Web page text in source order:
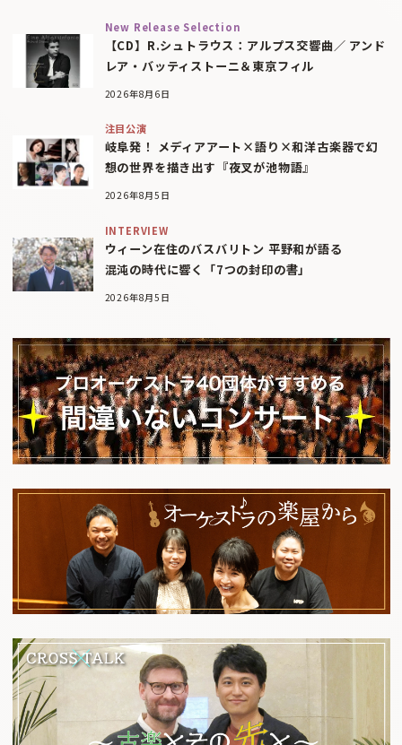
New Release Selection
【CD】R.シュトラウス：アルプス交響曲／ アンド
レア・バッティストーニ＆東京フィル
2026年8月6日
注目公演
岐阜発！ メディアアート×語り×和洋古楽器で幻
想の世界を描き出す『夜叉が池物語』
2026年8月5日
INTERVIEW
ウィーン在住のバスバリトン 平野和が語る
混沌の時代に響く「7つの封印の書」
2026年8月5日